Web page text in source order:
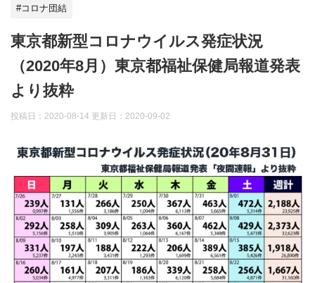
#コロナ団結
東京都新型コロナウイルス発症状況
（2020年8月）東京都福祉保健局報道発表
より抜粋
投稿日：2020-08-14 更新日： 2020-09-02